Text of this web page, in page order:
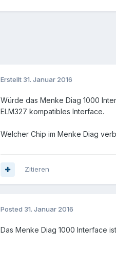
Erstellt 31. Januar 2016
Würde das Menke Diag 1000
ELM327 kompatibles Interface.
Welcher Chip im Menke Diag
Zitieren
Posted 31. Januar 2016
Das Menke Diag 1000 Interface